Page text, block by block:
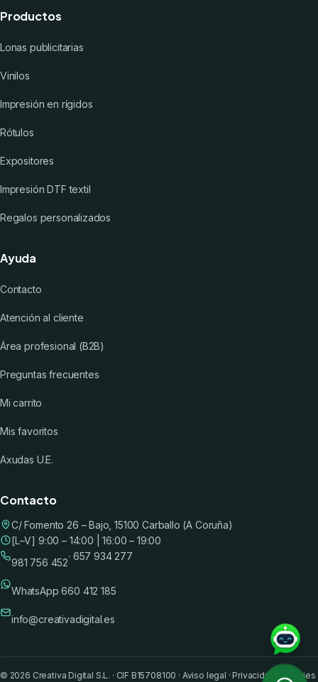
Productos
Lonas publicitarias
Vinilos
Impresión en rígidos
Rótulos
Expositores
Impresión DTF textil
Regalos personalizados
Ayuda
Contacto
Atención al cliente
Área profesional (B2B)
Preguntas frecuentes
Mi carrito
Mis favoritos
Axudas U.E.
Contacto
C/ Fomento 26 – Bajo, 15100 Carballo (A Coruña)
[L–V] 9:00 – 14:00 | 16:00 – 19:00
981 756 452
· 657 934 277
WhatsApp 660 412 185
info@creativadigital.es
© 2026 Creativa Digital S.L. · CIF B15708100 · Aviso legal · Privacidad Cookies